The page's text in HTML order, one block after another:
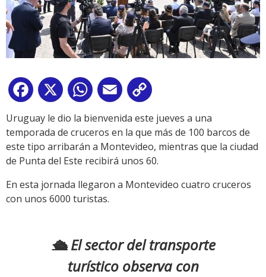
Facebook
X WhatsApp
Email
Link
Uruguay le dio la bienvenida este jueves a una
temporada de cruceros en la que más de 100 barcos de
este tipo arribarán a Montevideo, mientras que la ciudad
de Punta del Este recibirá unos 60.
En esta jornada llegaron a Montevideo cuatro cruceros
con unos 6000 turistas.
🛳️ El sector del transporte
turístico observa con